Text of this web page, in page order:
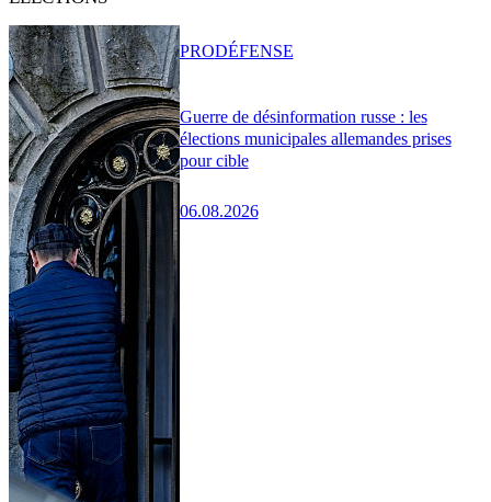
Guerre de désinformation russe : les
élections municipales allemandes prises
pour cible
06.08.2026
PRODÉFENSE